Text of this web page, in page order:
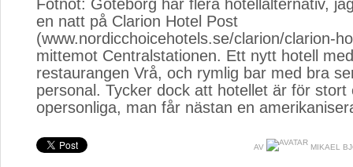
Fotnot: Göteborg har flera hotellalternativ,
en natt på Clarion Hotel Post
(www.nordicchoicehotels.se/clarion/clarion-
mittemot Centralstationen. Ett nytt hotell
restaurangen Vrå, och rymlig bar med bra
personal. Tycker dock att hotellet är för stort
opersonliga, man får nästan en
AV MIKAEL